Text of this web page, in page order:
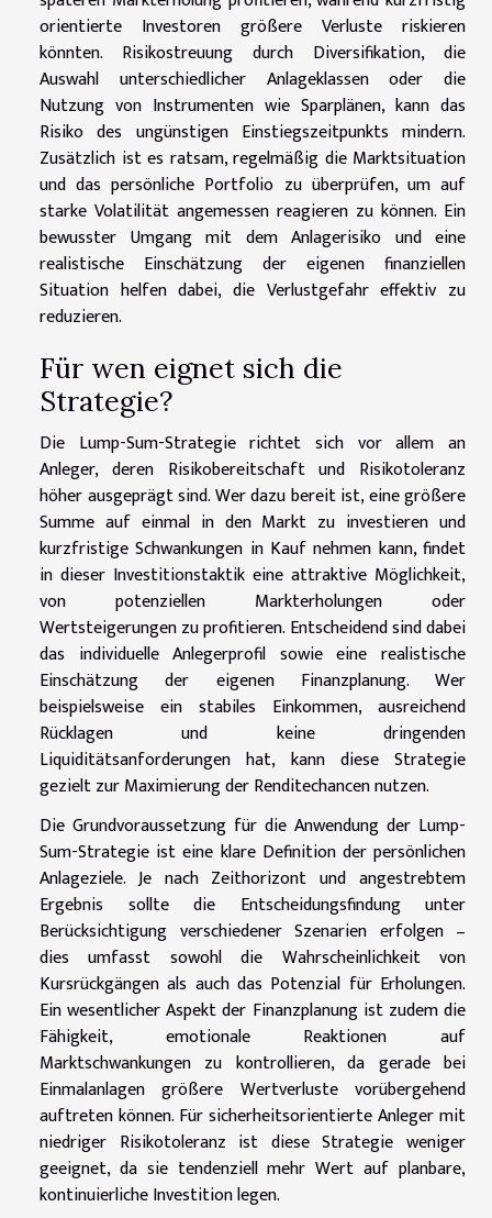
orientierte Investoren größere Verluste riskieren
könnten. Risikostreuung durch Diversifikation, die
Auswahl unterschiedlicher Anlageklassen oder die
Nutzung von Instrumenten wie Sparplänen, kann das
Risiko des ungünstigen Einstiegszeitpunkts mindern.
Zusätzlich ist es ratsam, regelmäßig die Marktsituation
und das persönliche Portfolio zu überprüfen, um auf
starke Volatilität angemessen reagieren zu können. Ein
bewusster Umgang mit dem Anlagerisiko und eine
realistische Einschätzung der eigenen finanziellen
Situation helfen dabei, die Verlustgefahr effektiv zu
reduzieren.
Für wen eignet sich die
Strategie?
Die Lump-Sum-Strategie richtet sich vor allem an
Anleger, deren Risikobereitschaft und Risikotoleranz
höher ausgeprägt sind. Wer dazu bereit ist, eine größere
Summe auf einmal in den Markt zu investieren und
kurzfristige Schwankungen in Kauf nehmen kann, findet
in dieser Investitionstaktik eine attraktive Möglichkeit,
von potenziellen Markterholungen oder
Wertsteigerungen zu profitieren. Entscheidend sind dabei
das individuelle Anlegerprofil sowie eine realistische
Einschätzung der eigenen Finanzplanung. Wer
beispielsweise ein stabiles Einkommen, ausreichend
Rücklagen und keine dringenden
Liquiditätsanforderungen hat, kann diese Strategie
gezielt zur Maximierung der Renditechancen nutzen.
Die Grundvoraussetzung für die Anwendung der Lump-
Sum-Strategie ist eine klare Definition der persönlichen
Anlageziele. Je nach Zeithorizont und angestrebtem
Ergebnis sollte die Entscheidungsfindung unter
Berücksichtigung verschiedener Szenarien erfolgen –
dies umfasst sowohl die Wahrscheinlichkeit von
Kursrückgängen als auch das Potenzial für Erholungen.
Ein wesentlicher Aspekt der Finanzplanung ist zudem die
Fähigkeit, emotionale Reaktionen auf
Marktschwankungen zu kontrollieren, da gerade bei
Einmalanlagen größere Wertverluste vorübergehend
auftreten können. Für sicherheitsorientierte Anleger mit
niedriger Risikotoleranz ist diese Strategie weniger
geeignet, da sie tendenziell mehr Wert auf planbare,
kontinuierliche Investition legen.